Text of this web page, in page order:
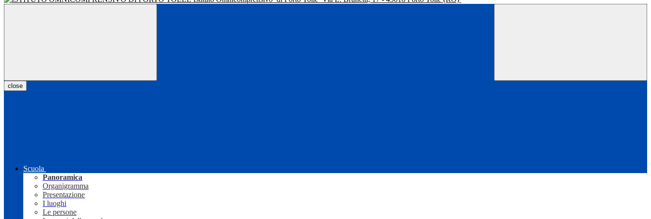
close
Scuola
Panoramica
Organigramma
Presentazione
I luoghi
Le persone